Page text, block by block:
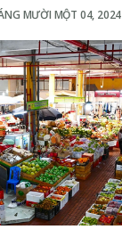
MƯỜI MỘT 04, 2024